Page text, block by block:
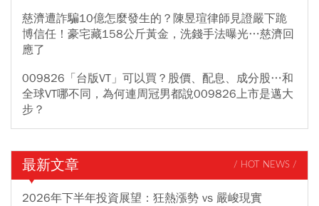
慈濟遭詐騙10億怎麼發生的？陳昱瑄律師見證嚴下跪
博信任！豪宅藏158公斤黃金，洗錢手法曝光…慈濟回
應了
009826「台版VT」可以買？股價、配息、成分股…和
全球VT哪不同，為何連周冠男都說009826上市是邁大
步？
最新文章 / HOT NEWS /
2026年下半年投資展望：狂熱漲勢 vs 嚴峻現實